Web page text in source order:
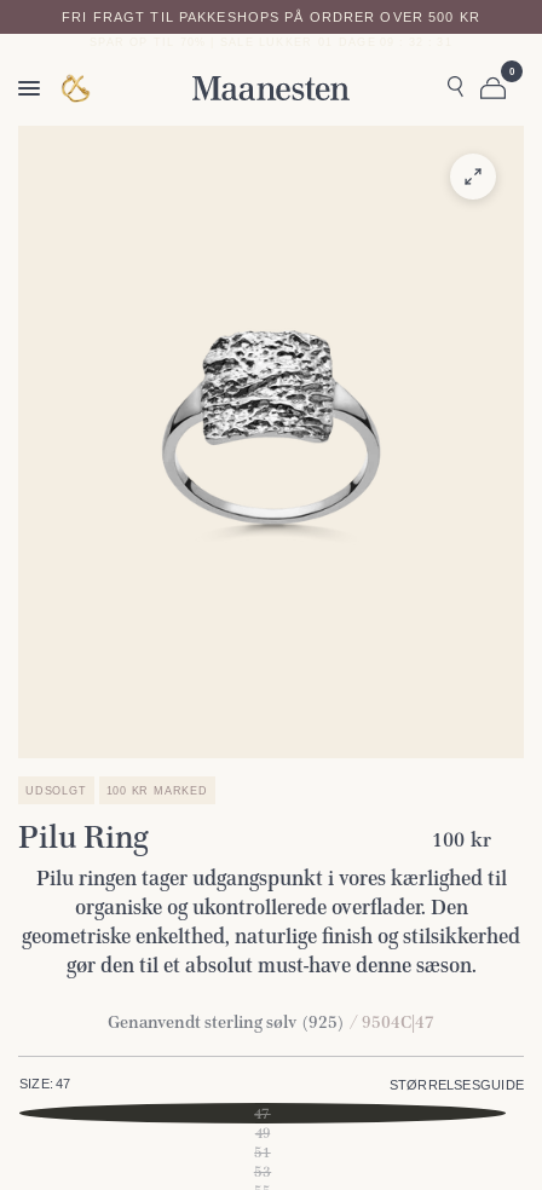
FRI FRAGT TIL PAKKESHOPS PÅ ORDRER OVER 500 KR
0
UDSOLGT 100 KR MARKED
Pilu Ring
100 kr
Pilu ringen tager udgangspunkt i vores kærlighed til
organiske og ukontrollerede overflader. Den
geometriske enkelthed, naturlige finish og stilsikkerhed
gør den til et absolut must-have denne sæson.
Genanvendt sterling sølv (925) / 9504C|47
SIZE: 47 STØRRELSESGUIDE
47
49
51
53